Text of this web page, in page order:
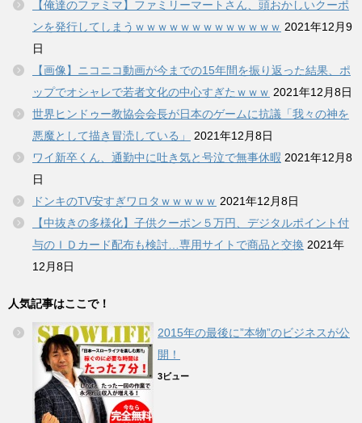
【俺達のファミマ】ファミリーマートさん、頭おかしいクーポ
ンを発行してしまうｗｗｗｗｗｗｗｗｗｗｗｗｗ 2021年12月9
日
【画像】ニコニコ動画が今までの15年間を振り返った結果、ポ
ップでオシャレで若者文化の中心すぎたｗｗｗ 2021年12月8日
世界ヒンドゥー教協会会長が日本のゲームに抗議「我々の神を
悪魔として描き冒涜している」
2021年12月8日
ワイ新卒くん、通勤中に吐き気と号泣で無事休暇 2021年12月8
日
ドンキのTV安すぎワロタｗｗｗｗｗ 2021年12月8日
【中抜きの多様化】子供クーポン５万円、デジタルポイント付
与のＩＤカード配布も検討…専用サイトで商品と交換 2021年
12月8日
人気記事はここで！
2015年の最後に”本物”のビジネスが公
開！
3ビュー